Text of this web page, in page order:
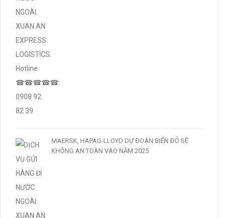
MAERSK, HAPAG-LLOYD DỰ ĐOÁN BIỂN ĐỎ SẼ
KHÔNG AN TOÀN VÀO NĂM 2025